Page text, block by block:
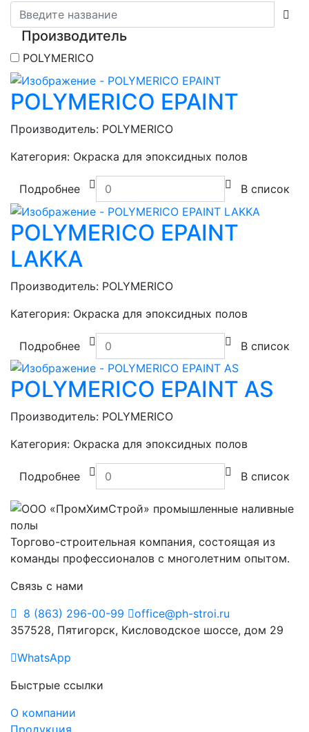
Производитель
POLYMERICO
POLYMERICO EPAINT
Производитель: POLYMERICO
Категория: Окраска для эпоксидных полов
Подробнее В список
POLYMERICO EPAINT
LAKKA
Производитель: POLYMERICO
Категория: Окраска для эпоксидных полов
Подробнее В список
POLYMERICO EPAINT AS
Производитель: POLYMERICO
Категория: Окраска для эпоксидных полов
Подробнее В список
Торгово-строительная компания, состоящая из
команды профессионалов с многолетним опытом.
Связь с нами
8 (863) 296-00-99
office@ph-stroi.ru
357528, Пятигорск, Кисловодское шоссе, дом 29
WhatsApp
Быстрые ссылки
О компании